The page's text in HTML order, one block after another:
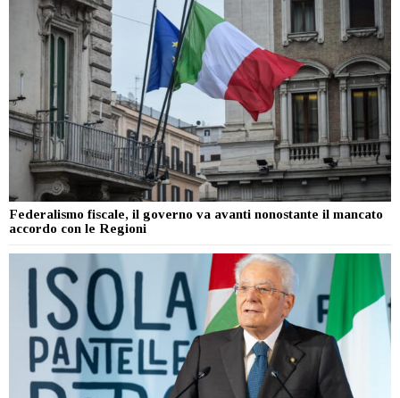
Federalismo fiscale, il governo va avanti nonostante il mancato
accordo con le Regioni